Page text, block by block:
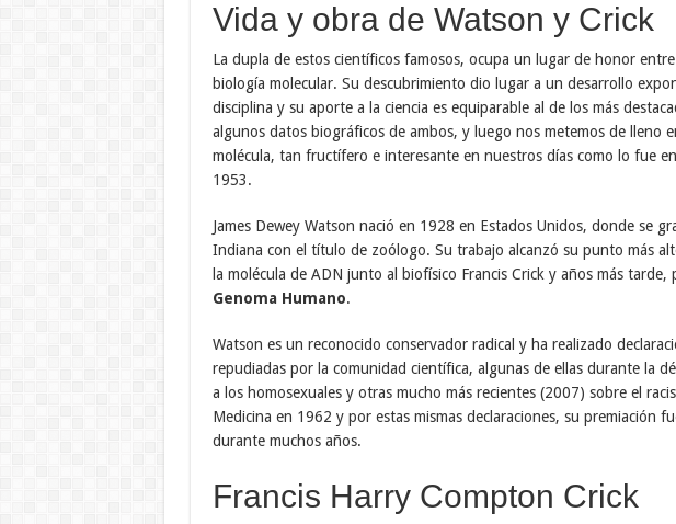
Vida y obra de Watson y Crick
La dupla de estos científicos famosos, ocupa un lugar de honor entre
biología molecular. Su descubrimiento dio lugar a un desarrollo
disciplina y su aporte a la ciencia es equiparable al de los más
algunos datos biográficos de ambos, y luego nos metemos de lleno
molécula, tan fructífero e interesante en nuestros días como lo fue
1953.
James Dewey Watson nació en 1928 en Estados Unidos, donde se
Indiana con el título de zoólogo. Su trabajo alcanzó su punto más
la molécula de ADN junto al biofísico Francis Crick y años más
Genoma Humano.
Watson es un reconocido conservador radical y ha realizado
repudiadas por la comunidad científica, algunas de ellas durante la
a los homosexuales y otras mucho más recientes (2007) sobre el
Medicina en 1962 y por estas mismas declaraciones, su premiación
durante muchos años.
Francis Harry Compton Crick